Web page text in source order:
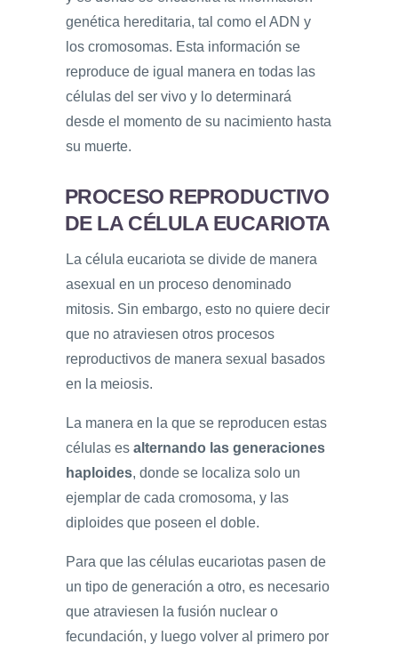
genética hereditaria, tal como el ADN y
los cromosomas. Esta información se
reproduce de igual manera en todas las
células del ser vivo y lo determinará
desde el momento de su nacimiento hasta
su muerte.
PROCESO REPRODUCTIVO
DE LA CÉLULA EUCARIOTA
La célula eucariota se divide de manera
asexual en un proceso denominado
mitosis. Sin embargo, esto no quiere decir
que no atraviesen otros procesos
reproductivos de manera sexual basados
en la meiosis.
La manera en la que se reproducen estas
células es alternando las generaciones
haploides, donde se localiza solo un
ejemplar de cada cromosoma, y las
diploides que poseen el doble.
Para que las células eucariotas pasen de
un tipo de generación a otro, es necesario
que atraviesen la fusión nuclear o
fecundación, y luego volver al primero por